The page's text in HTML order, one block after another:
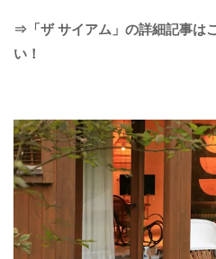
⇒「ザ サイアム」の詳細記事は
い！